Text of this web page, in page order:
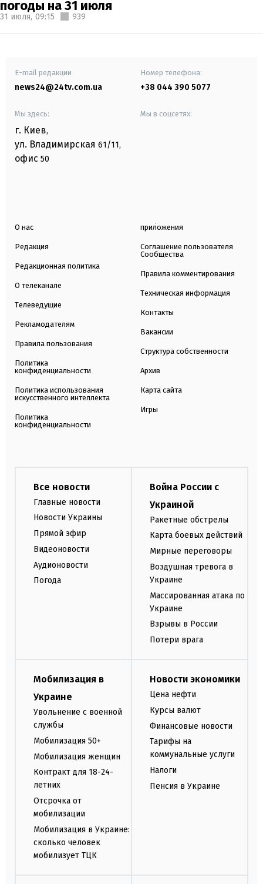
погоды на 31 июля
31 июля, 09:15 939
E-mail редакции
news24@24tv.com.ua
Номер телефона:
+38 044 390 5077
Мы здесь:
г. Киев,
ул. Владимирская 61/11,
офис 50
Мы в соцсетях:
О нас
Редакция
Редакционная политика
О телеканале
Телеведущие
Рекламодателям
Правила пользования
Политика
конфиденциальности
Политика использования
искусственного интеллекта
Политика
конфиденциальности
приложения
Соглашение пользователя
Сообщества
Правила комментирования
Техническая информация
Контакты
Вакансии
Структура собственности
Архив
Карта сайта
Игры
Все новости
Главные новости
Новости Украины
Прямой эфир
Видеоновости
Аудионовости
Погода
Война России с
Украиной
Ракетные обстрелы
Карта боевых действий
Мирные переговоры
Воздушная тревога в
Украине
Массированная атака по
Украине
Взрывы в России
Потери врага
Мобилизация в
Украине
Увольнение с военной
службы
Мобилизация 50+
Мобилизация женщин
Контракт для 18-24-
летних
Отсрочка от
мобилизации
Мобилизация в Украине:
сколько человек
мобилизует ТЦК
Новости экономики
Цена нефти
Курсы валют
Финансовые новости
Тарифы на
коммунальные услуги
Налоги
Пенсия в Украине